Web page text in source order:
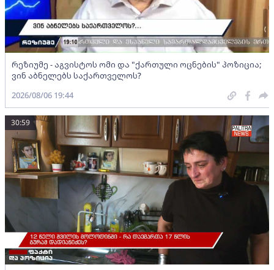
რეზიუმე - აგვისტოს ომი და "ქართული ოცნების" პოზიცია;
ვინ აბნელებს საქართველოს?
2026/08/06 19:44
30:59